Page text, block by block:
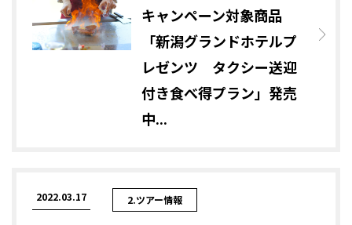
キャンペーン対象商品
「新潟グランドホテルプ
レゼンツ タクシー送迎
付き食べ得プラン」発売
中...
2022.03.17 2.ツアー情報